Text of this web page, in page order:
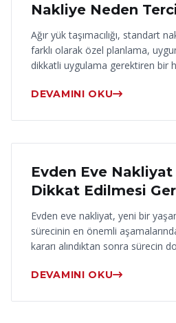
Nakliye Neden
Ağır yük taşımacılığı, standart
farklı olarak özel planlama,
dikkatli uygulama gerektiren bir
DEVAMINI OKU
16 Haziran 2026
Evden Eve Nakliyat
Dikkat Edilmesi
Evden eve nakliyat, yeni bir
sürecinin en önemli
kararı alındıktan sonra sürecin
DEVAMINI OKU